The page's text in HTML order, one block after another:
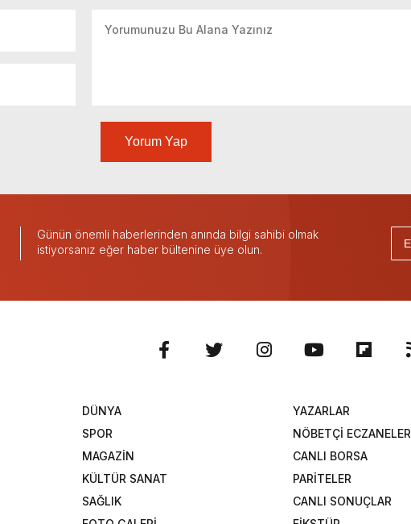
Yorum Yap
Günün önemli haberlerinden anında bilgi sahibi olmak
istiyorsanız eğer haber bültenine üye olun.
DÜNYA
SPOR
MAGAZİN
KÜLTÜR SANAT
SAĞLIK
YAZARLAR
NÖBETÇİ ECZANELER
CANLI BORSA
PARİTELER
CANLI SONUÇLAR